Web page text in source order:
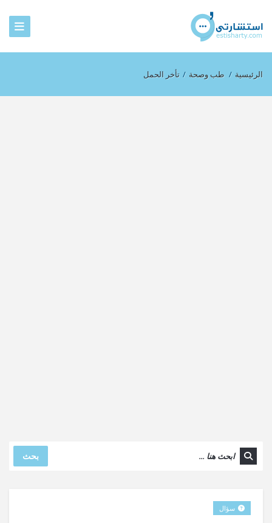
الرئيسية / طب وصحة / تأخر الحمل
بحث
سؤال